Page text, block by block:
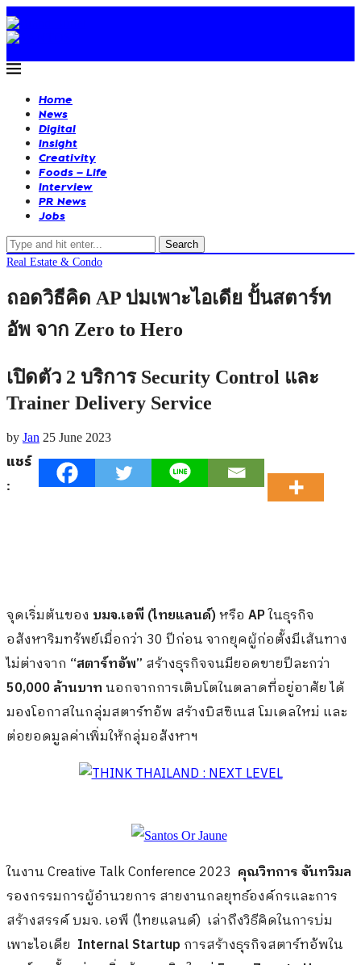
Home
News
Digital
Insight
Creativity
Foods – Life
Interview
PR News
Jobs
Search
Real Estate & Condo
ถอดวิธีคิด AP บ่มเพาะไอเดีย ปั้นสตาร์ท
อัพ จาก Zero to Hero
เปิดตัว 2 บริการ Security Control และ
Trainer Delivery Service
by Jan 25 June 2023
แชร์
:
จุดเริ่มต้นของ บมจ.เอพี (ไทยแลนด์)หรือ APในธุรกิจ
อสังหาริมทรัพย์เมื่อกว่า 30 ปีก่อน จากยุคผู้ก่อตั้งมีเส้นทาง
ไม่ต่างจาก “สตาร์ทอัพ” สร้างธุรกิจจนมียอดขายปีละกว่า
50,000 ล้านบาทนอกจากการเติบโตในตลาดที่อยู่อาศัย ได้
มองโอกาสในกลุ่มสตาร์ทอัพ สร้างบิสซิเนส โมเดลใหม่ และ
ต่อยอดมูลค่าเพิ่มให้กลุ่มอสังหาฯ
ในงาน Creative Talk Conference 2023 คุณวิทการ จันทวิมล
รองกรรมการผู้อำนวยการ สายงานกลยุทธ์องค์กรและการ
สร้างสรรค์ บมจ. เอพี (ไทยแลนด์) เล่าถึงวิธีคิดในการบ่ม
เพาะไอเดีย Internal Startup การสร้างธุรกิจสตาร์ทอัพใน